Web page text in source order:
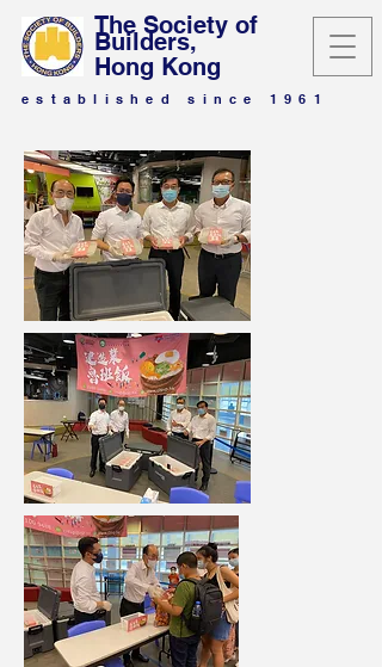
The Society of
Builders,
Hong Kong
established since 1961